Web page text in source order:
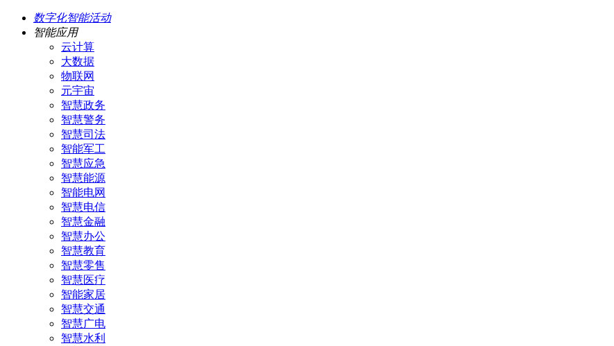
数字化智能活动
智能应用
云计算
大数据
物联网
元宇宙
智慧政务
智慧警务
智慧司法
智能军工
智慧应急
智慧能源
智能电网
智慧电信
智慧金融
智慧办公
智慧教育
智慧零售
智慧医疗
智能家居
智慧交通
智慧广电
智慧水利